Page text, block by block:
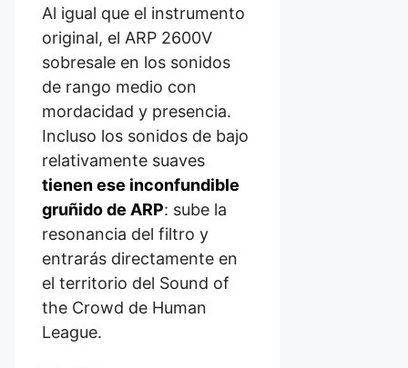
Al igual que el instrumento
original, el ARP 2600V
sobresale en los sonidos
de rango medio con
mordacidad y presencia.
Incluso los sonidos de bajo
relativamente suaves
tienen ese inconfundible
gruñido de ARP: sube la
resonancia del filtro y
entrarás directamente en
el territorio del Sound of
the Crowd de Human
League.